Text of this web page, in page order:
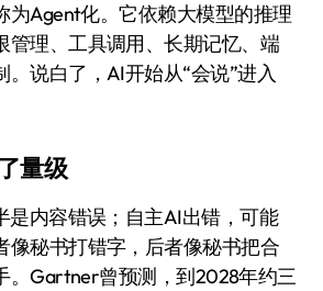
为Agent化。它依赖大模型的推理
管理、工具调用、长期记忆、端
。说白了，AI开始从“会说”进入
量级
是内容错误；自主AI出错，可能
像秘书打错字，后者像秘书把合
。Gartner曾预测，到2028年约三